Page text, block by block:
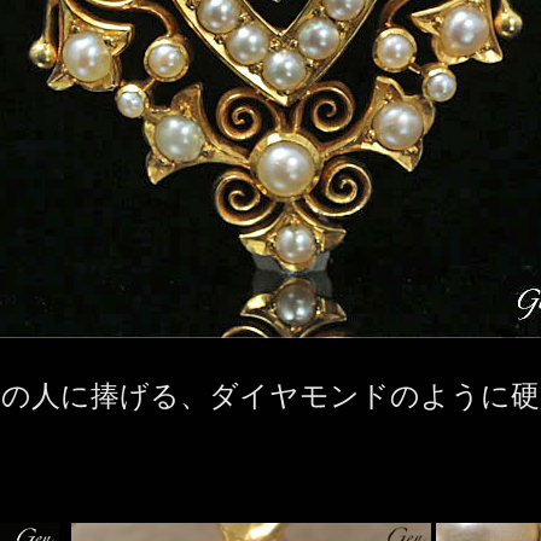
人に捧げる、ダイヤモンドのように